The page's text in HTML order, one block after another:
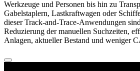
Werkzeuge und Personen bis hin zu
Gabelstaplern, Lastkraftwagen oder
dieser Track-and-Trace-Anwendungen sind
Reduzierung der manuellen Suchzeiten,
Anlagen, aktueller Bestand und weniger